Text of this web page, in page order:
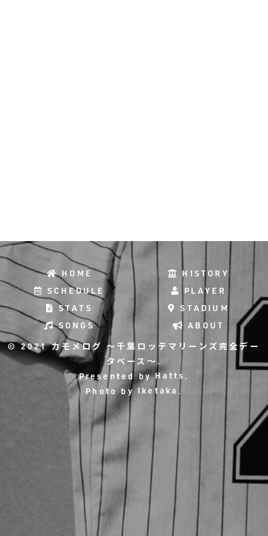
HOME HISTORY
SCHEDULE PLAYER
STATS STADIUM
SONGS ABOUT
© 2021 カモメログ ～千葉ロッテマリーンズ完全デー
タベース～.
Presented byHatts .
Photo byIketaka .